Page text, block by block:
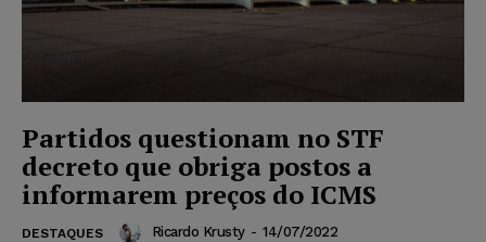
Partidos questionam no STF
decreto que obriga postos a
informarem preços do ICMS
DESTAQUES Ricardo Krusty - 14/07/2022